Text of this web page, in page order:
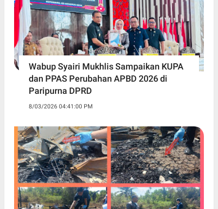
Wabup Syairi Mukhlis Sampaikan KUPA
dan PPAS Perubahan APBD 2026 di
Paripurna DPRD
8/03/2026 04:41:00 PM